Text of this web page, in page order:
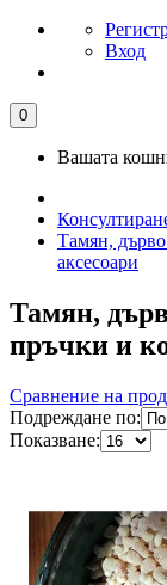
Вход
0
Вашата
Тамян,
аксесоари
Тамян,
пръчки и
Сравнение на
Подреждане по:
Показване: